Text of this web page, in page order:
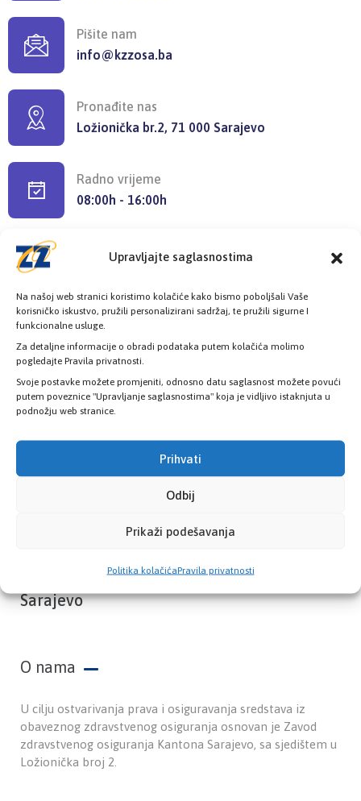
Upravljajte saglasnostima
Na našoj web stranici koristimo kolačiće kako bismo poboljšali Vaše
korisničko iskustvo, pružili personalizirani sadržaj, te pružili sigurne I
funkcionalne usluge.
Za detaljne informacije o obradi podataka putem kolačića molimo
pogledajte Pravila privatnosti.
Svoje postavke možete promjeniti, odnosno datu saglasnost možete povući
putem poveznice "Upravljanje saglasnostima" koja je vidljivo istaknjuta u
podnožju web stranice.
Prihvati
Odbij
Prikaži podešavanja
Politika kolačićaPravila privatnosti
Pišite nam
info@kzzosa.ba
Pronađite nas
Ložionička br.2, 71 000 Sarajevo
Radno vrijeme
08:00h - 16:00h
Provjerite status vaše elektronske
zdravstvene kartice
PROVJERITE STATUS
Zavod zdravstvenog osiguranja Kantona
Sarajevo
O nama
U cilju ostvarivanja prava i osiguravanja sredstava iz
obaveznog zdravstvenog osiguranja osnovan je Zavod
zdravstvenog osiguranja Kantona Sarajevo, sa sjedištem u
Ložionička broj 2.